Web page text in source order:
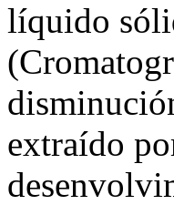
líquido
extraído